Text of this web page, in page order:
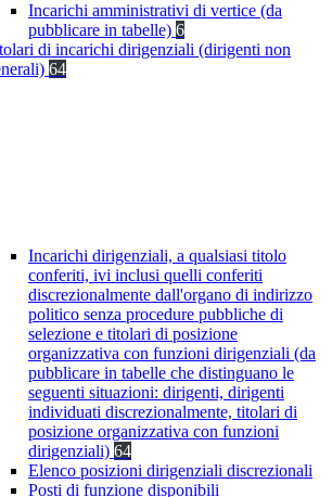
Incarichi amministrativi di vertice (da
pubblicare in tabelle) 6
di incarichi dirigenziali (dirigenti non
64
Incarichi dirigenziali, a qualsiasi titolo
conferiti, ivi inclusi quelli conferiti
discrezionalmente dall'organo di indirizzo
politico senza procedure pubbliche di
selezione e titolari di posizione
organizzativa con funzioni dirigenziali (da
pubblicare in tabelle che distinguano le
seguenti situazioni: dirigenti, dirigenti
individuati discrezionalmente, titolari di
posizione organizzativa con funzioni
dirigenziali) 64
Elenco posizioni dirigenziali discrezionali
Posti di funzione disponibili